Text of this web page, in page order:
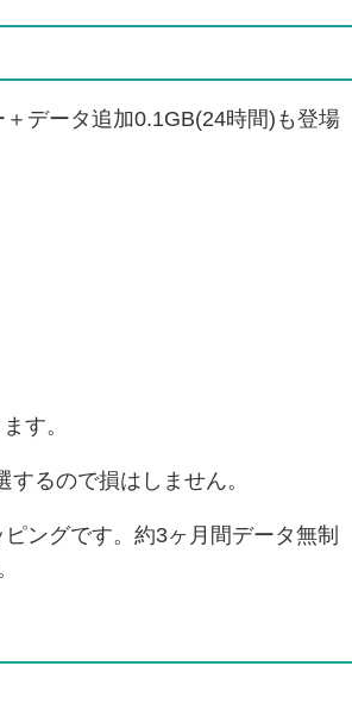
データ追加0.1GB(24時間)も登場
す。
るので損はしません。
ングです。約3ヶ月間データ無制